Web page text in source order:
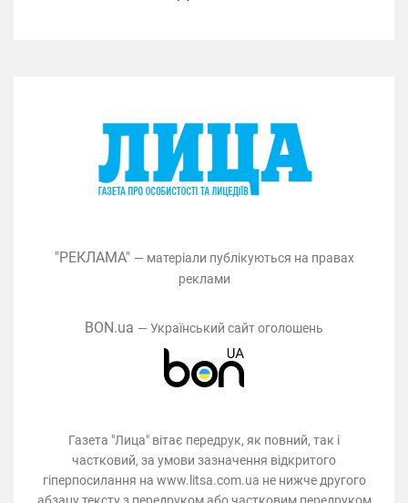
"РЕКЛАМА" — матеріали публікуються на правах
реклами
BON.ua — Український сайт оголошень
Газета "Лица" вітає передрук, як повний, так і
частковий, за умови зазначення відкритого
гіперпосилання на www.litsa.com.ua не нижче другого
абзацу тексту з передруком або частковим передруком